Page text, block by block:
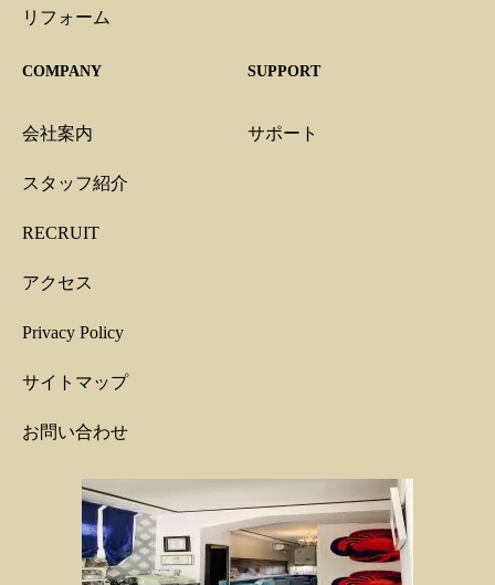
リフォーム
COMPANY
会社案内
スタッフ紹介
RECRUIT
アクセス
Privacy Policy
サイトマップ
お問い合わせ
SUPPORT
サポート